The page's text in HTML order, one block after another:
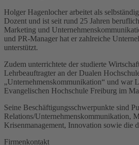
Holger Hagenlocher arbeitet als
Dozent und ist seit rund 25 Jahren
Marketing und
und PR-Manager hat er zahlreiche
unterstützt.
Zudem unterrichtete der studierte
Lehrbeauftragter an der Dualen
„Unternehmenskommunikation“ und war
Evangelischen Hochschule Freiburg im
Seine Beschäftigungsschwerpunkte sind
Relations/Unternehmenskommunikation,
Krisenmanagement, Innovation sowie die
Firmenkontakt